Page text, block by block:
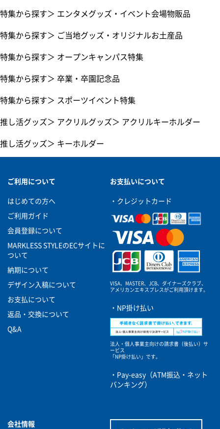
特集から探す＞ エンタメグッズ・イベント会場物販品
特集から探す＞ ご当地グッズ・オリジナルお土産品
特集から探す＞ オープンキャンパス特集
特集から探す＞ 卒業・卒園記念品
特集から探す＞ スポーツイベント特集
推し活グッズ＞ アクリルグッズ＞ アクリルキーホルダー
推し活グッズ＞ キーホルダー
ご利用について
はじめての方へ
ご利用ガイド
会員登録について
MARKLESS STYLEのECサイトに
ついて
納期について
デザイン入稿について
お支払について
返品・交換について
Q&A
お支払いについて
・クレジットカード
VISA、MASTER、JCB、ダイナーズクラブ、
アメリカンエキスプレスがご利用頂けます。
・NP掛け払い
法人・個人事業主向けの請求書（後払い）サ
ービス
「NP掛け払い」です。
・Pay-easy（ATM振込・ネット
バンキング）
会社情報